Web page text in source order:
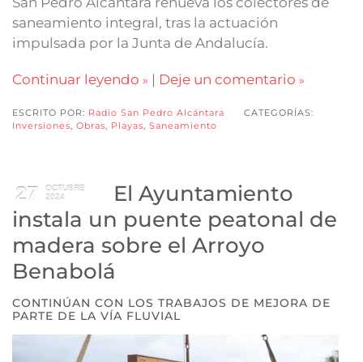
saneamiento integral, tras la actuación
impulsada por la Junta de Andalucía.
Continuar leyendo | Deje un comentario
ESCRITO POR: Radio San Pedro Alcántara
CATEGORÍAS:
Inversiones, Obras, Playas, Saneamiento
27
OCTUBRE
2024
El Ayuntamiento
instala un puente peatonal de
madera sobre el Arroyo
Benabolá
CONTINÚAN CON LOS TRABAJOS DE MEJORA DE
PARTE DE LA VÍA FLUVIAL